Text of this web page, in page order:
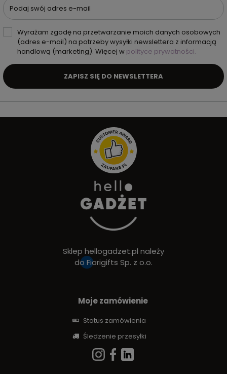
Podaj swój adres e-mail
Wyrażam zgodę na przetwarzanie moich danych osobowych
(adres e-mail) na potrzeby wysyłki newslettera z informacją
handlową (marketing). Więcej w polityce prywatności.
ZAPISZ SIĘ DO NEWSLETTERA
Sklep hellogadzet.pl należy
do Fiorigifts Sp. z o.o.
Moje zamówienie
Status zamówienia
Śledzenie przesyłki